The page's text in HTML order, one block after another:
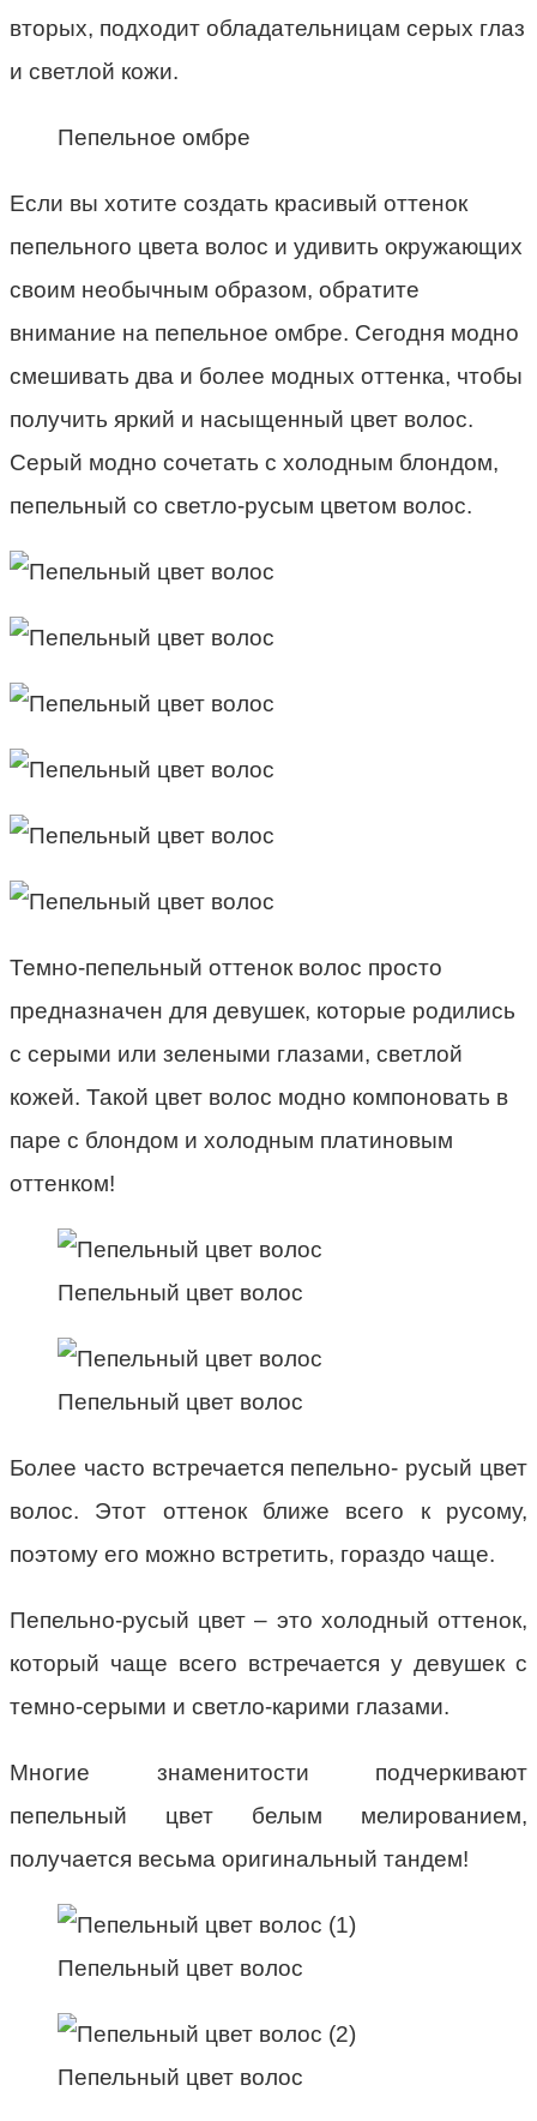
вторых, подходит обладательницам серых глаз
и светлой кожи.
Пепельное омбре
Если вы хотите создать красивый оттенок
пепельного цвета волос и удивить окружающих
своим необычным образом, обратите
внимание на пепельное омбре. Сегодня модно
смешивать два и более модных оттенка, чтобы
получить яркий и насыщенный цвет волос.
Серый модно сочетать с холодным блондом,
пепельный со светло-русым цветом волос.
Темно-пепельный оттенок волос просто
предназначен для девушек, которые родились
с серыми или зелеными глазами, светлой
кожей. Такой цвет волос модно компоновать в
паре с блондом и холодным платиновым
оттенком!
Пепельный цвет волос
Пепельный цвет волос
Более часто встречается пепельно- русый цвет
волос. Этот оттенок ближе всего к русому,
поэтому его можно встретить, гораздо чаще.
Пепельно-русый цвет – это холодный оттенок,
который чаще всего встречается у девушек с
темно-серыми и светло-карими глазами.
Многие знаменитости подчеркивают
пепельный цвет белым мелированием,
получается весьма оригинальный тандем!
Пепельный цвет волос
Пепельный цвет волос